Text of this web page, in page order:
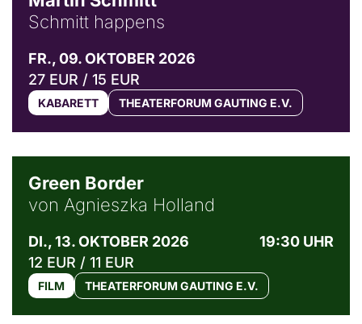
Schmitt happens
FR., 09. OKTOBER 2026
27 EUR / 15 EUR
KABARETT THEATERFORUM GAUTING E.V.
Green Border
von Agnieszka Holland
DI., 13. OKTOBER 2026
19:30 UHR
12 EUR / 11 EUR
FILM THEATERFORUM GAUTING E.V.